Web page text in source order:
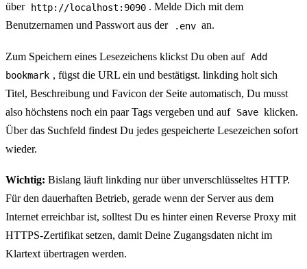
über http://localhost:9090 . Melde Dich mit dem
Benutzernamen und Passwort aus der
.env an.
Zum Speichern eines Lesezeichens klickst Du oben auf Add
bookmark , fügst die URL ein und bestätigst. linkding holt sich
Titel, Beschreibung und Favicon der Seite automatisch, Du musst
also höchstens noch ein paar Tags vergeben und auf Save klicken.
Über das Suchfeld findest Du jedes gespeicherte Lesezeichen sofort
wieder.
Wichtig: Bislang läuft linkding nur über unverschlüsseltes HTTP.
Für den dauerhaften Betrieb, gerade wenn der Server aus dem
Internet erreichbar ist, solltest Du es hinter einen Reverse Proxy mit
HTTPS-Zertifikat setzen, damit Deine Zugangsdaten nicht im
Klartext übertragen werden.